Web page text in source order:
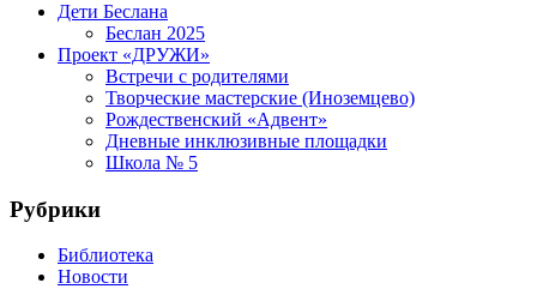
Дети Беслана
Беслан 2025
Проект «ДРУЖИ»
Встречи с родителями
Творческие мастерские (Иноземцево)
Рождественский «Адвент»
Дневные инклюзивные площадки
Школа № 5
Рубрики
Библиотека
Новости